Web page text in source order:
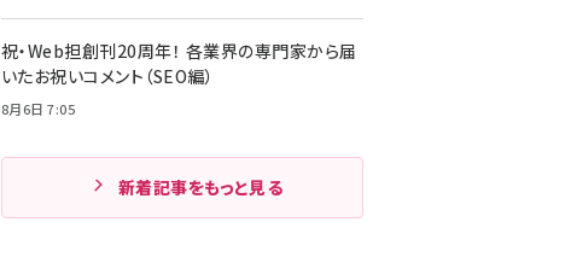
祝・Web担創刊20周年！ 各業界の専門家から届
いたお祝いコメント（SEO編）
8月6日 7:05
新着記事をもっと見る